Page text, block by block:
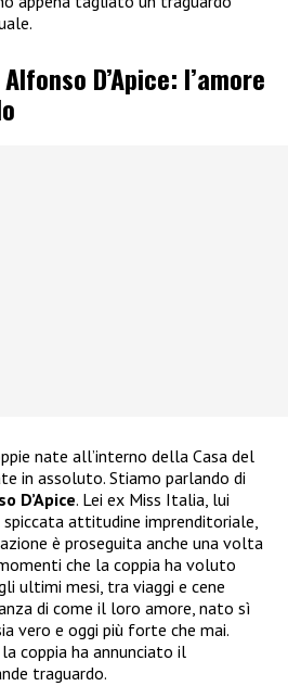
D’Apice: l’amore
nate all’interno della Casa del
in assoluto. Stiamo parlando di
D’Apice. Lei ex Miss Italia, lui
attitudine imprenditoriale,
è proseguita anche una volta
che la coppia ha voluto
ultimi mesi, tra viaggi e cene
di come il loro amore, nato sì
vero e oggi più forte che mai.
coppia ha annunciato il
traguardo.